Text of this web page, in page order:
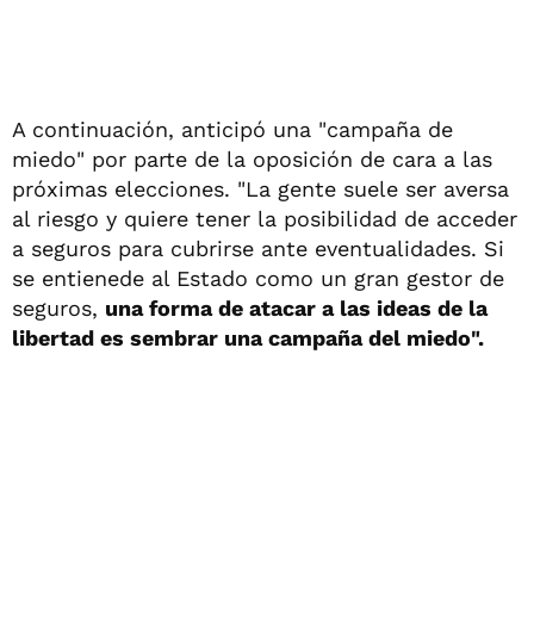
A continuación, anticipó una "campaña de
miedo" por parte de la oposición de cara a las
próximas elecciones. "La gente suele ser aversa
al riesgo y quiere tener la posibilidad de acceder
a seguros para cubrirse ante eventualidades. Si
se entienede al Estado como un gran gestor de
seguros, una forma de atacar a las ideas de la
libertad es sembrar una campaña del miedo".